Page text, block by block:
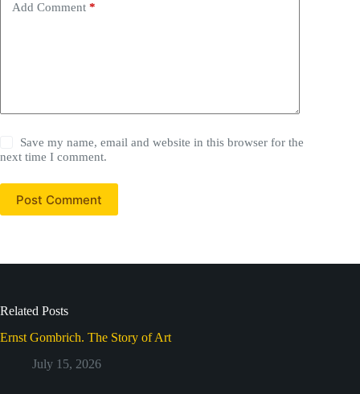
Add Comment *
Save my name, email and website in this browser for the
next time I comment.
Post Comment
Related Posts
Ernst Gombrich. The Story of Art
July 15, 2026